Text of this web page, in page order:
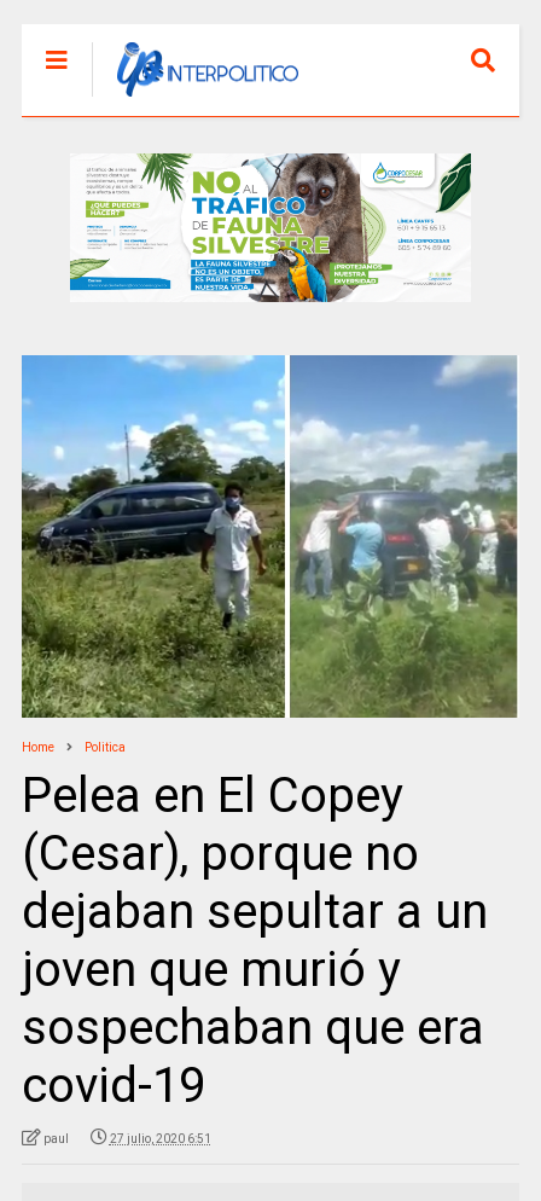
Home Politica
Pelea en El Copey
(Cesar), porque no
dejaban sepultar a un
joven que murió y
sospechaban que era
covid-19
paul 27 julio, 2020 6:51